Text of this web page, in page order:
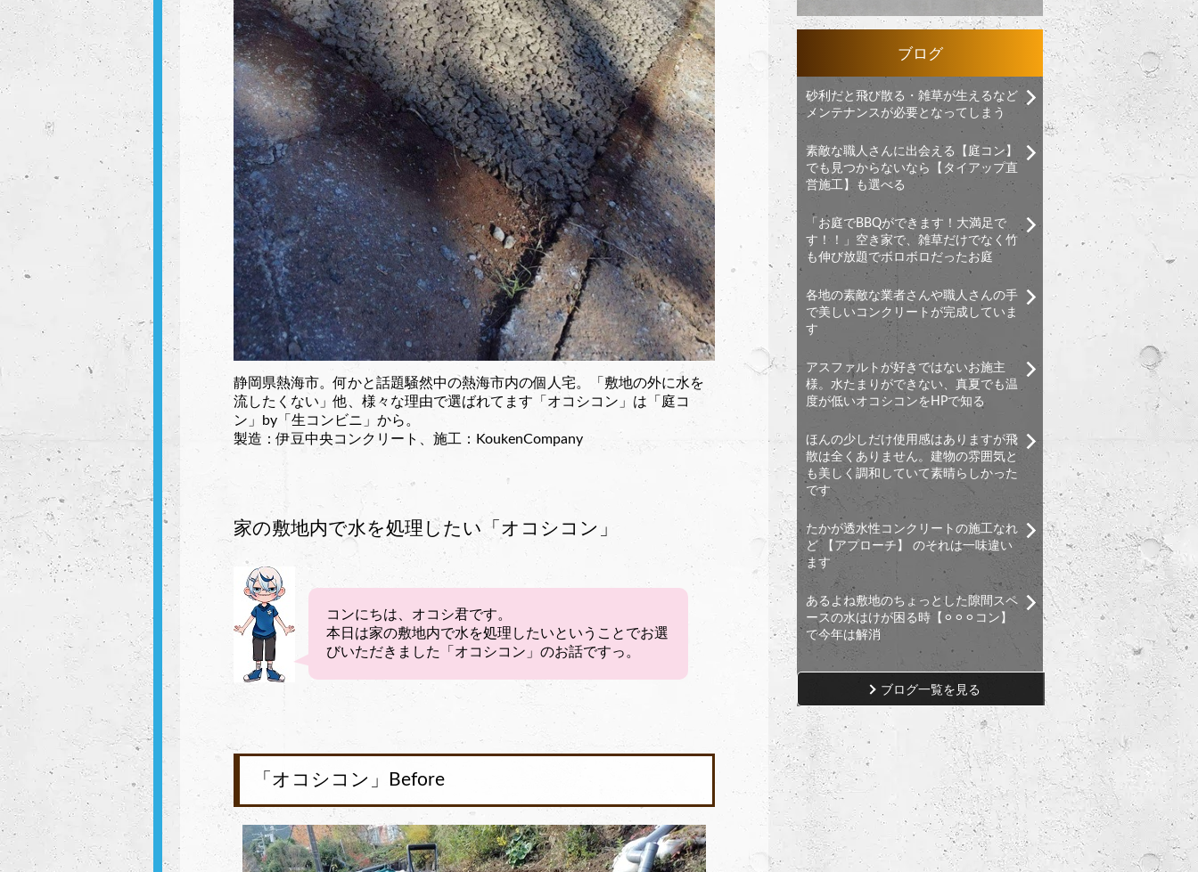
静岡県熱海市。何かと話題騒然中の熱海市内の個人宅。「敷地の外に水を
流したくない」他、様々な理由で選ばれてます「オコシコン」は「庭コ
ン」by「生コンビニ」から。
製造：伊豆中央コンクリート、施工：KoukenCompany
家の敷地内で水を処理したい「オコシコン」
コンにちは、オコシ君です。
本日は家の敷地内で水を処理したいということでお選
びいただきました「オコシコン」のお話ですっ。
「オコシコン」Before
ブログ
砂利だと飛び散る・雑草が生えるなど
メンテナンスが必要となってしまう
素敵な職人さんに出会える【庭コン】
でも見つからないなら【タイアップ直
営施工】も選べる
「お庭でBBQができます！大満足で
す！！」空き家で、雑草だけでなく竹
も伸び放題でボロボロだったお庭
各地の素敵な業者さんや職人さんの手
で美しいコンクリートが完成していま
す
アスファルトが好きではないお施主
様。水たまりができない、真夏でも温
度が低いオコシコンをHPで知る
ほんの少しだけ使用感はありますが飛
散は全くありません。建物の雰囲気と
も美しく調和していて素晴らしかった
です
たかが透水性コンクリートの施工なれ
ど 【アプローチ】 のそれは一味違い
ます
あるよね敷地のちょっとした隙間スペ
ースの水はけが困る時【⚪︎⚪︎⚪︎コン】
で今年は解消
ブログ一覧を見る